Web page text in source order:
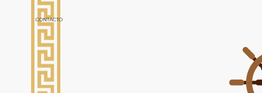
CONTACTO